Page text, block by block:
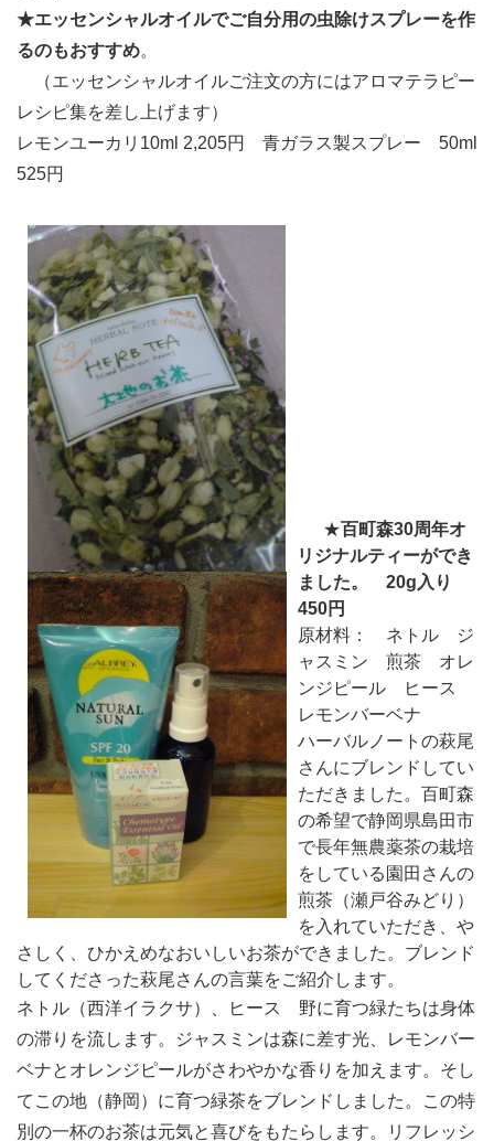
★エッセンシャルオイルでご自分用の虫除けスプレーを作
るのもおすすめ。
（エッセンシャルオイルご注文の方にはアロマテラピー
レシピ集を差し上げます）
レモンユーカリ10ml 2,205円 青ガラス製スプレー 50ml
525円
★百町森30周年オ
リジナルティーができ
ました。 20g入り
450円
原材料： ネトル ジ
ャスミン 煎茶 オレ
ンジピール ヒース
レモンバーベナ
ハーバルノートの萩尾
さんにブレンドしてい
ただきました。百町森
の希望で静岡県島田市
で長年無農薬茶の栽培
をしている園田さんの
煎茶（瀬戸谷みどり）
を入れていただき、や
さしく、ひかえめなおいしいお茶ができました。ブレンド
してくださった萩尾さんの言葉をご紹介します。
ネトル（西洋イラクサ）、ヒース 野に育つ緑たちは身体
の滞りを流します。ジャスミンは森に差す光、レモンバー
ベナとオレンジピールがさわやかな香りを加えます。そし
てこの地（静岡）に育つ緑茶をブレンドしました。この特
別の一杯のお茶は元気と喜びをもたらします。リフレッシ